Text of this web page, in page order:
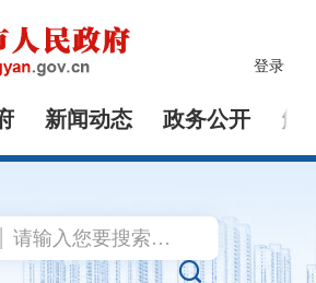
登录
新闻动态 政务公开 解
